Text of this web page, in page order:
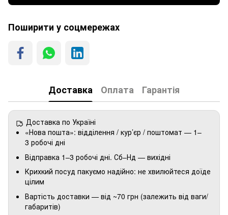
Поширити у соцмережах
Доставка Оплата Гарантія
Доставка по Україні
«Нова пошта»: відділення / кур’єр / поштомат — 1–
3 робочі дні
Відправка 1–3 робочі дні. Сб–Нд — вихідні
Крихкий посуд пакуємо надійно: не хвилюйтеся доїде
цілим
Вартість доставки — від ~70 грн (залежить від ваги/
габаритів)